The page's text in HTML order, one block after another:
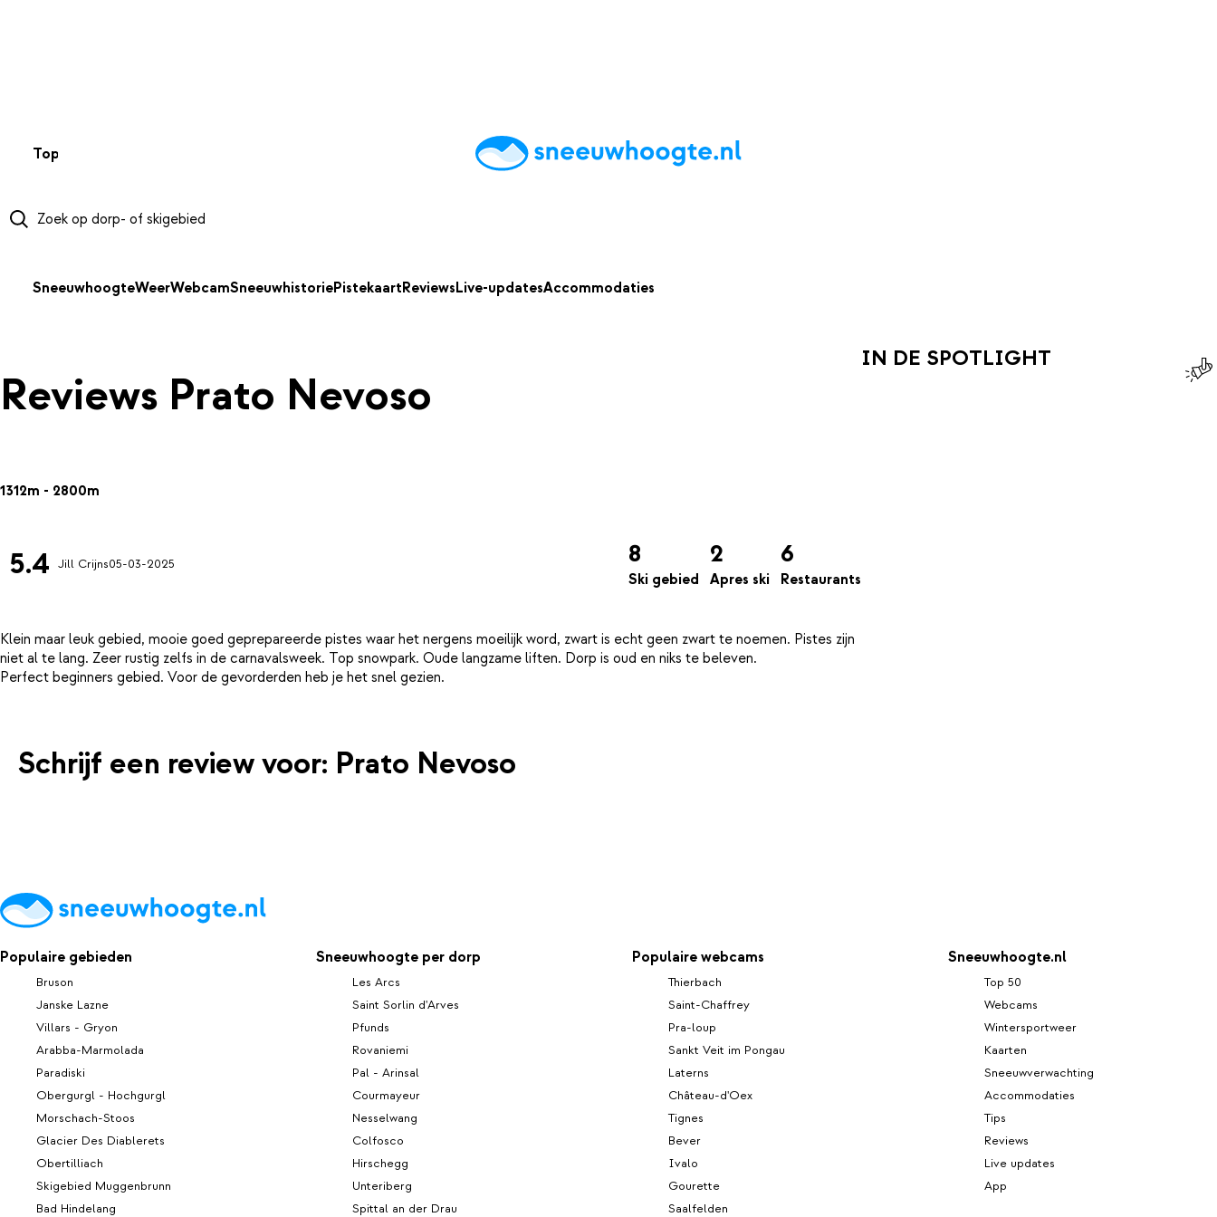
Top 50 AccommodatiesTipsReviewsLive updatesApp
SneeuwhoogteWeerWebcamSneeuwhistoriePistekaartReviewsLive-updatesAccommodaties
Reviews Prato Nevoso
1312m - 2800m
5.4 Jill Crijns05-03-2025 8
Ski gebied
2
Apres ski
6
Restaurants
Klein maar leuk gebied, mooie goed geprepareerde pistes waar het nergens moeilijk word, zwart is echt geen zwart te noemen. Pistes zijn
niet al te lang. Zeer rustig zelfs in de carnavalsweek. Top snowpark. Oude langzame liften. Dorp is oud en niks te beleven.
Schrijf een review voor: Prato Nevoso
IN DE SPOTLIGHT
Populaire gebieden
Bruson
Janske Lazne
Villars - Gryon
Arabba-Marmolada
Paradiski
Obergurgl - Hochgurgl
Morschach-Stoos
Glacier Des Diablerets
Obertilliach
Skigebied Muggenbrunn
Bad Hindelang
Sneeuwhoogte per dorp
Les Arcs
Saint Sorlin d'Arves
Pfunds
Rovaniemi
Pal - Arinsal
Courmayeur
Nesselwang
Colfosco
Hirschegg
Unteriberg
Spittal an der Drau
Populaire webcams
Thierbach
Saint-Chaffrey
Pra-loup
Sankt Veit im Pongau
Laterns
Château-d'Oex
Tignes
Bever
Ivalo
Gourette
Saalfelden
Sneeuwhoogte.nl
Top 50
Webcams
Wintersportweer
Kaarten
Sneeuwverwachting
Accommodaties
Tips
Reviews
Live updates
App